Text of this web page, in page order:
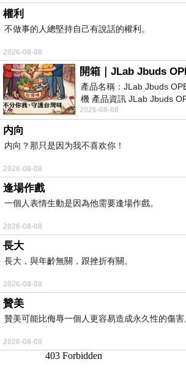
權利
不做事的人總堅持自己有說話的權利。
2026-08-08
產品名稱：JLab Jbuds
機 產品資訊 JLab Jbuds
耳機評語：非常有特色，值
2026-08-08
内向
内向？那只是因为我不喜欢你！
2026-08-08
逢場作戲
一個人表情生動是因為他需要逢場作戲。
2026-08-08
長大
長大，與年齡無關，跟挫折有關。
2026-08-08
贊美
贊美可能比侮辱一個人更容易造成永久性的傷害
2026-08-08